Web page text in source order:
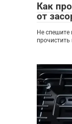
Как
от
Не спешите